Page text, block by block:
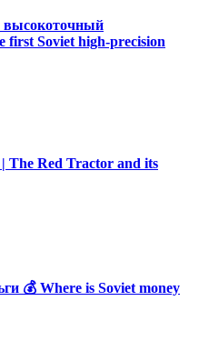
first Soviet high-precision
The Red Tractor and its
💰 Where is Soviet money